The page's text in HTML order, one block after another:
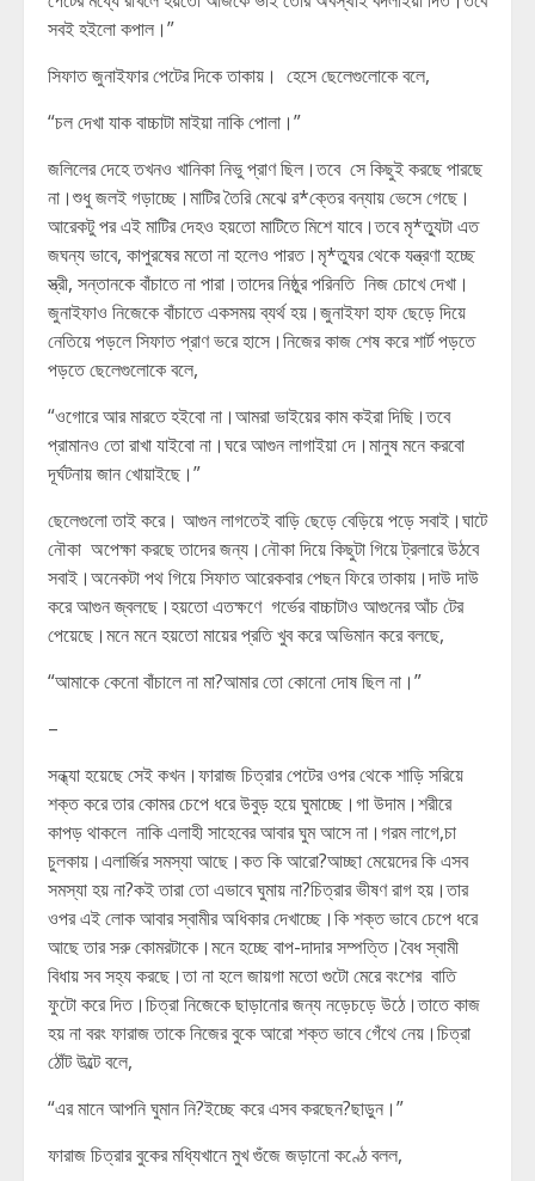
সবই হইলো কপাল।”
সিফাত জুনাইফার পেটের দিকে তাকায়। হেসে ছেলেগুলোকে বলে,
“চল দেখা যাক বাচ্চাটা মাইয়া নাকি পোলা।”
জলিলের দেহে তখনও খানিকা নিভু প্রাণ ছিল।তবে সে কিছুই করছে পারছে
না।শুধু জলই গড়াচ্ছে।মাটির তৈরি মেঝে র*ক্তের বন্যায় ভেসে গেছে।
আরেকটু পর এই মাটির দেহও হয়তো মাটিতে মিশে যাবে।তবে মৃ*ত্যুটা এত
জঘন্য ভাবে, কাপুরষের মতো না হলেও পারত।মৃ*ত্যুর থেকে যন্ত্রণা হচ্ছে
স্ত্রী, সন্তানকে বাঁচাতে না পারা।তাদের নিষ্ঠুর পরিনতি নিজ চোখে দেখা।
জুনাইফাও নিজেকে বাঁচাতে একসময় ব্যর্থ হয়।জুনাইফা হাফ ছেড়ে দিয়ে
নেতিয়ে পড়লে সিফাত প্রাণ ভরে হাসে।নিজের কাজ শেষ করে শার্ট পড়তে
পড়তে ছেলেগুলোকে বলে,
“ওগোরে আর মারতে হইবো না।আমরা ভাইয়ের কাম কইরা দিছি।তবে
প্রামানও তো রাখা যাইবো না।ঘরে আগুন লাগাইয়া দে।মানুষ মনে করবো
দূর্ঘটনায় জান খোয়াইছে।”
ছেলেগুলো তাই করে। আগুন লাগতেই বাড়ি ছেড়ে বেড়িয়ে পড়ে সবাই।ঘাটে
নৌকা অপেক্ষা করছে তাদের জন্য।নৌকা দিয়ে কিছুটা গিয়ে ট্রলারে উঠবে
সবাই।অনেকটা পথ গিয়ে সিফাত আরেকবার পেছন ফিরে তাকায়।দাউ দাউ
করে আগুন জ্বলছে।হয়তো এতক্ষণে গর্ভের বাচ্চাটাও আগুনের আঁচ টের
পেয়েছে।মনে মনে হয়তো মায়ের প্রতি খুব করে অভিমান করে বলছে,
“আমাকে কেনো বাঁচালে না মা?আমার তো কোনো দোষ ছিল না।”
–
সন্ধ্যা হয়েছে সেই কখন।ফারাজ চিত্রার পেটের ওপর থেকে শাড়ি সরিয়ে
শক্ত করে তার কোমর চেপে ধরে উবুড় হয়ে ঘুমাচ্ছে।গা উদাম।শরীরে
কাপড় থাকলে নাকি এলাহী সাহেবের আবার ঘুম আসে না।গরম লাগে,চা
চুলকায়।এলার্জির সমস্যা আছে।কত কি আরো?আচ্ছা মেয়েদের কি এসব
সমস্যা হয় না?কই তারা তো এভাবে ঘুমায় না?চিত্রার ভীষণ রাগ হয়।তার
ওপর এই লোক আবার স্বামীর অধিকার দেখাচ্ছে।কি শক্ত ভাবে চেপে ধরে
আছে তার সরু কোমরটাকে।মনে হচ্ছে বাপ-দাদার সম্পত্তি।বৈধ স্বামী
বিধায় সব সহ্য করছে।তা না হলে জায়গা মতো গুটো মেরে বংশের বাতি
ফুটো করে দিত।চিত্রা নিজেকে ছাড়ানোর জন্য নড়েচড়ে উঠে।তাতে কাজ
হয় না বরং ফারাজ তাকে নিজের বুকে আরো শক্ত ভাবে গেঁথে নেয়।চিত্রা
ঠোঁট উল্টে বলে,
“এর মানে আপনি ঘুমান নি?ইচ্ছে করে এসব করছেন?ছাড়ুন।”
ফারাজ চিত্রার বুকের মধ্যিখানে মুখ গুঁজে জড়ানো কণ্ঠে বলল,